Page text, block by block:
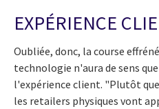
EXPÉRIENCE
Oubliée, donc, la course
technologie n'aura de sens
l'expérience client. "Plutôt
les retailers physiques vont